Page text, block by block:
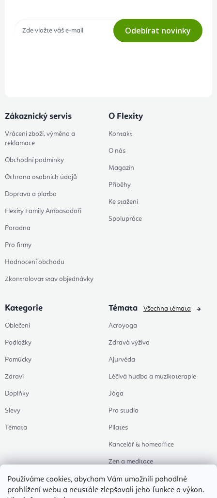
Používáme cookies, abychom Vám umožnili pohodlné
prohlížení webu a neustále zlepšovali jeho funkce a výkon.
Odebírat novinky
Zákaznický servis
Vrácení zboží, výměna a
reklamace
Obchodní podmínky
Ochrana osobních údajů
Doprava a platba
Flexity Family Ambasadoři
Poradna
Pro firmy
Hodnocení obchodu
Zkontrolovat stav objednávky
O Flexity
Kontakt
O nás
Magazín
Příběhy
Ke stažení
Spolupráce
Kategorie
Oblečení
Podložky
Pomůcky
Zdraví
Doplňky
Slevy
Témata
Témata
Acroyoga
Zdravá výživa
Ajurvéda
Léčivá hudba a muzikoterapie
Jóga
Pro studia
Pilates
Kancelář & homeoffice
Zen a meditace
Aromaterapie
Zdravý spánek
Všechna témata